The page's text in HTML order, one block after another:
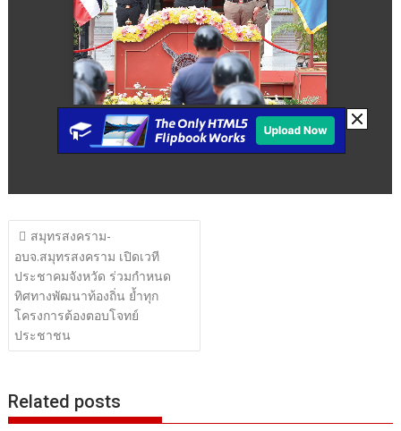
แนะแนว
เรื่อง
สมุทรสงคราม-
อบจ.สมุทรสงคราม เปิดเวที
ประชาคมจังหวัด ร่วมกำหนด
ทิศทางพัฒนาท้องถิ่น ย้ำทุก
โครงการต้องตอบโจทย์
ประชาชน
Related posts